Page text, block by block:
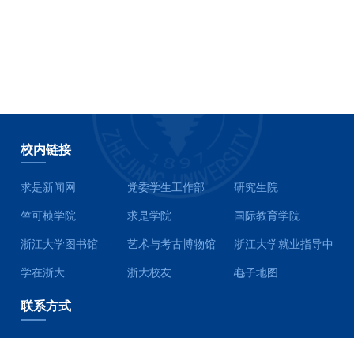
校内链接
求是新闻网 党委学生工作部 研究生院
竺可桢学院 求是学院 国际教育学院
浙江大学图书馆 艺术与考古博物馆 浙江大学就业指导中
心
学在浙大 浙大校友 电子地图
联系方式